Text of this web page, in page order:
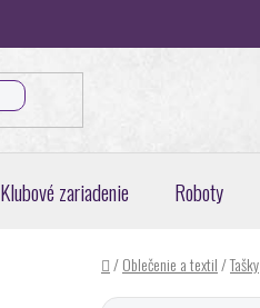
Klubové zariadenie Roboty
Domov
/Oblečenie a textil/Tašky